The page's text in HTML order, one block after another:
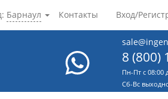
Контакты Вход/
Барнаул
8 (800)
Пн-Пт с 08:00
Cб-Вс